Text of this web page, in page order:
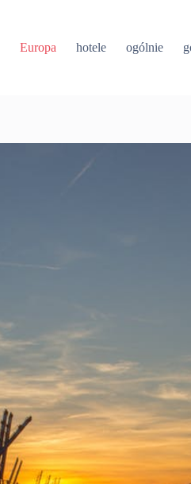
Europa hotele ogólnie